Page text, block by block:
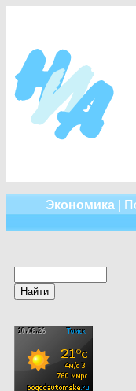
Экономика|